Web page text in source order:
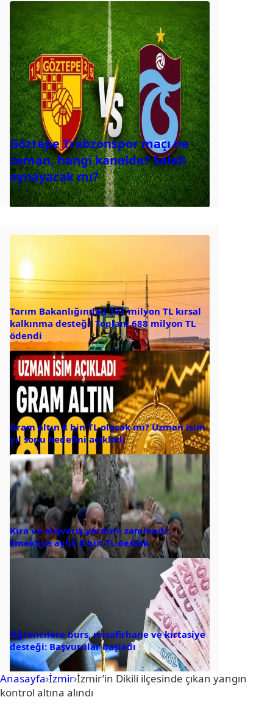
Göztepe Trabzonspor maçı ne
zaman, hangi kanalda? Salah
oynayacak mı?
Tarım Bakanlığından 131 milyon TL kırsal
kalkınma desteği: Toplam 688 milyon TL
ödendi
Gram altın 8 bin TL olacak mı? Uzman isim
yıl sonu hedefini açıkladı
Kira ve alışveriş yardımı zamlandı:
Emekliye aylık 8 bin TL destek
Öğrencilere burs, misafirhane ve kırtasiye
desteği: Başvurular başladı
Anasayfa›İzmir›İzmir’in Dikili ilçesinde çıkan yangın
kontrol altına alındı